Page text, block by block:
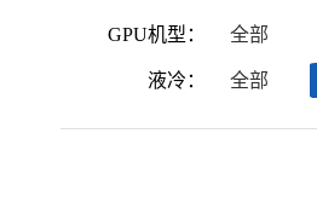
GPU机型：
液冷：
全部
全部